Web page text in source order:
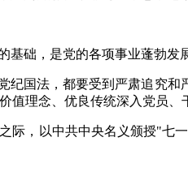
础，是党的各项事业蓬勃发
国法，都要受到严肃追究和
值理念、优良传统深入党员
际，以中共中央名义颁授"七